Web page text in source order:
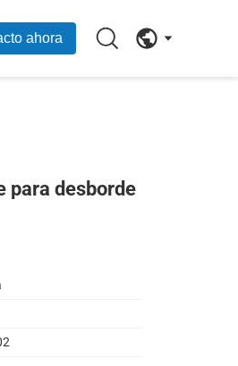
ahora
para desborde